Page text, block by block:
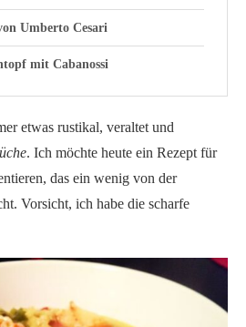
Umberto Cesari
mit Cabanossi
etwas rustikal, veraltet und
. Ich möchte heute ein Rezept für
das ein wenig von der
Vorsicht, ich habe die scharfe